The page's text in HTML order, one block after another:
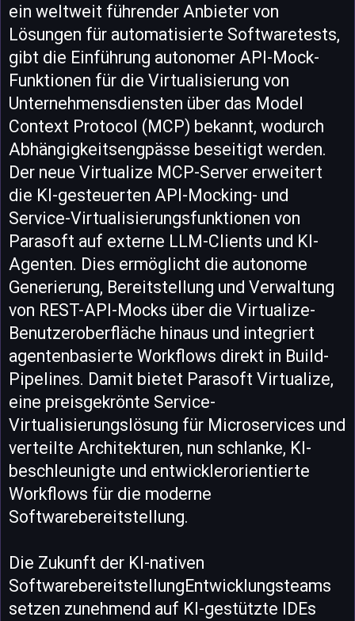
ein weltweit führender Anbieter von
Lösungen für automatisierte Softwaretests,
gibt die Einführung autonomer API-Mock-
Funktionen für die Virtualisierung von
Unternehmensdiensten über das Model
Context Protocol (MCP) bekannt, wodurch
Abhängigkeitsengpässe beseitigt werden.
Der neue Virtualize MCP-Server erweitert
die KI-gesteuerten API-Mocking- und
Service-Virtualisierungsfunktionen von
Parasoft auf externe LLM-Clients und KI-
Agenten. Dies ermöglicht die autonome
Generierung, Bereitstellung und Verwaltung
von REST-API-Mocks über die Virtualize-
Benutzeroberfläche hinaus und integriert
agentenbasierte Workflows direkt in Build-
Pipelines. Damit bietet Parasoft Virtualize,
eine preisgekrönte Service-
Virtualisierungslösung für Microservices und
verteilte Architekturen, nun schlanke, KI-
beschleunigte und entwicklerorientierte
Workflows für die moderne
Softwarebereitstellung.
Die Zukunft der KI-nativen
SoftwarebereitstellungEntwicklungsteams
setzen zunehmend auf KI-gestützte IDEs